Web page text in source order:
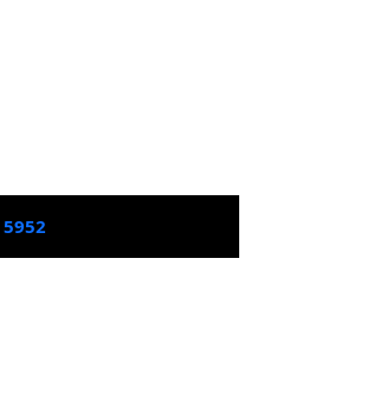
5952